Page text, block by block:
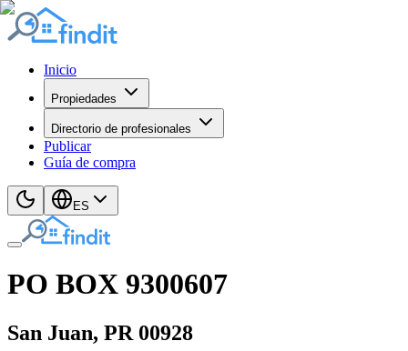
Inicio
Propiedades
Directorio de profesionales
Publicar
Guía de compra
ES
PO BOX 9300607
San Juan, PR 00928